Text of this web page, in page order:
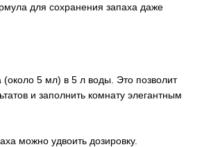
для сохранения запаха даже
(около 5 мл) в 5 л воды. Это позволит
и заполнить комнату элегантным
можно удвоить дозировку.